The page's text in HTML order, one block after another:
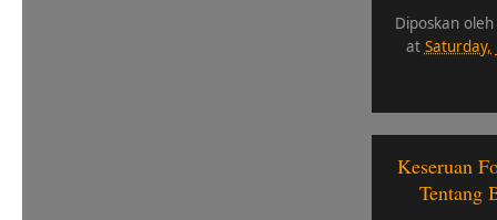
Diposkan
at Saturday,
Keseruan
Tentang